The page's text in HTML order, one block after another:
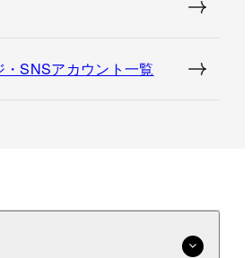
・SNSアカウント一覧